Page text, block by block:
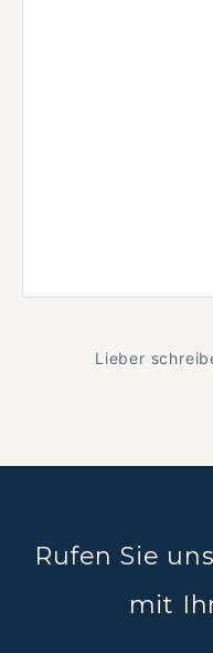
Lieber
Rufen Sie
mit